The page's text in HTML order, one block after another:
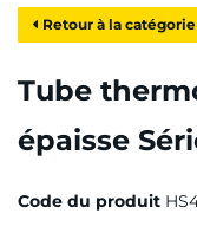
Retour à la catégorie
Tube
épaisse
Code du produit